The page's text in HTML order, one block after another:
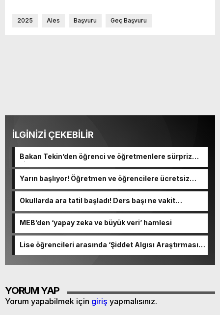
2025 Ales Başvuru Geç Başvuru
İLGİNİZİ ÇEKEBİLİR
Bakan Tekin’den öğrenci ve öğretmenlere sürpriz
ziyaret
Yarın başlıyor! Öğretmen ve öğrencilere ücretsiz
Okullarda ara tatil başladı! Ders başı ne vakit
MEB’den ‘yapay zeka ve büyük veri’ hamlesi
Lise öğrencileri arasında ‘Şiddet Algısı Araştırması’
YORUM YAP
Yorum yapabilmek için giriş yapmalısınız.